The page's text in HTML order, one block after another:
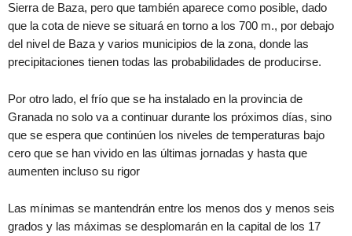
Sierra de Baza, pero que también aparece como posible, dado
que la cota de nieve se situará en torno a los 700 m., por debajo
del nivel de Baza y varios municipios de la zona, donde las
precipitaciones tienen todas las probabilidades de producirse.
Por otro lado, el frío que se ha instalado en la provincia de
Granada no solo va a continuar durante los próximos días, sino
que se espera que continúen los niveles de temperaturas bajo
cero que se han vivido en las últimas jornadas y hasta que
aumenten incluso su rigor
Las mínimas se mantendrán entre los menos dos y menos seis
grados y las máximas se desplomarán en la capital de los 17